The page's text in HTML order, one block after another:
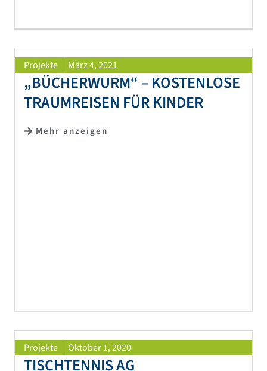
Projekte März 4, 2021
„BÜCHERWURM“ – KOSTENLOSE
TRAUMREISEN FÜR KINDER
Mehr anzeigen
Projekte Oktober 1, 2020
TISCHTENNIS AG